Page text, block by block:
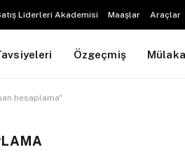
Liderleri Akademisi Maaşlar Araçlar
Özgeçmiş
hesaplama"